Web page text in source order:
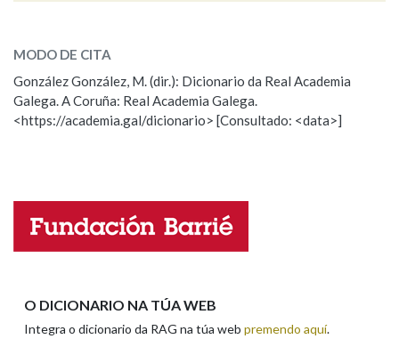
Na fraseoloxía
Marcas gramaticais
ESCOLLE UNHA OPCIÓN:
Observación Hai un erro na palabra
Propoño mellorar a definición
Nome
MODO DE CITA
González González, M. (dir.): Dicionario da Real Academia
Galega. A Coruña: Real Academia Galega.
<https://academia.gal/dicionario> [Consultado: <data>]
O DICIONARIO NA TÚA WEB
Integra o dicionario da RAG na túa web premendo aquí.